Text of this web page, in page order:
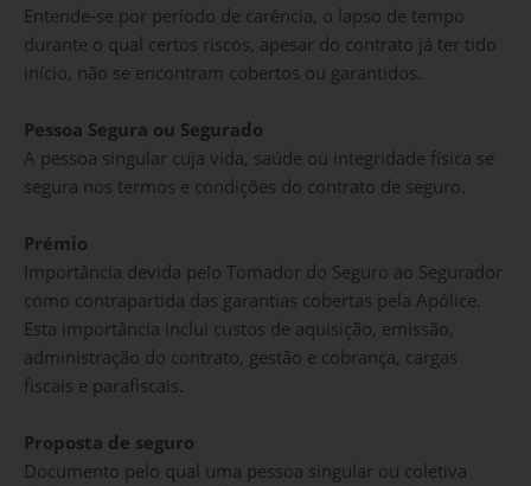
Entende-se por período de carência, o lapso de tempo
durante o qual certos riscos, apesar do contrato já ter tido
início, não se encontram cobertos ou garantidos.
Pessoa Segura ou Segurado
A pessoa singular cuja vida, saúde ou integridade física se
segura nos termos e condições do contrato de seguro.
Prémio
Importância devida pelo Tomador do Seguro ao Segurador
como contrapartida das garantias cobertas pela Apólice.
Esta importância inclui custos de aquisição, emissão,
administração do contrato, gestão e cobrança, cargas
fiscais e parafiscais.
Proposta de seguro
Documento pelo qual uma pessoa singular ou coletiva